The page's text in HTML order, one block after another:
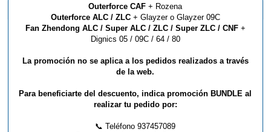
ARTÍCULOS QUE TE PUEDEN INTERESAR...
Outerforce CAF + Rozena
Outerforce ALC / ZLC+ Glayzer o Glayzer 09C
Fan Zhendong ALC / Super ALC / ZLC / Super ZLC / CNF+
Dignics 05 / 09C / 64 / 80
La promoción no se aplica a los pedidos realizados a través
de la web.
Para beneficiarte del descuento, indica promoción BUNDLE al
realizar tu pedido por:
📞 Teléfono 937457089